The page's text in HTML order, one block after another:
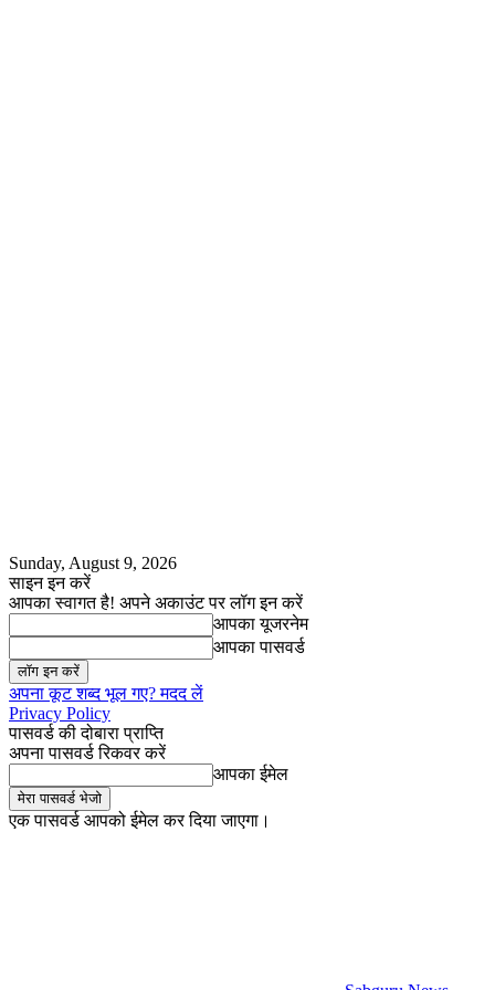
Sunday, August 9, 2026
साइन इन करें
आपका स्वागत है! अपने अकाउंट पर लॉग इन करें
आपका यूजरनेम
आपका पासवर्ड
अपना कूट शब्द भूल गए? मदद लें
Privacy Policy
पासवर्ड की दोबारा प्राप्ति
अपना पासवर्ड रिकवर करें
आपका ईमेल
एक पासवर्ड आपको ईमेल कर दिया जाएगा।